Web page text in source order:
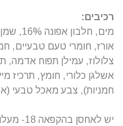
רכיבים:
מים,
אורז, חומרי טעם טבעיים,
צלולוז, עמילן תפוח אדמה,
אשלגן כלורי, חומץ, תרכיז
חמניות), צבע מאכל טבעי
יש לאחסן בהקפאה 18- מעלות.